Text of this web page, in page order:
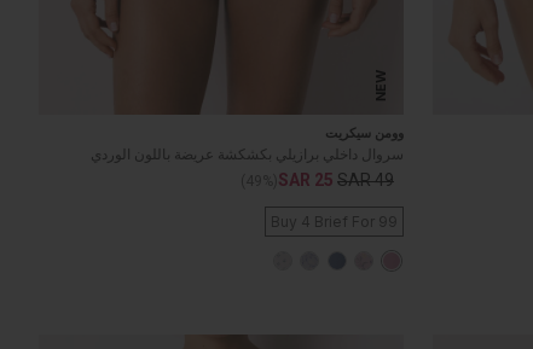
NEW
وومن سيكريت
سروال داخلي برازيلي بكشكشة عريضة باللون الوردي
SAR 49
SAR 25
Buy 4 Brief For 99